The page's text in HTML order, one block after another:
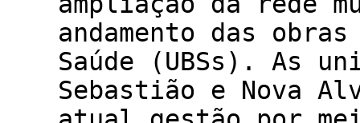
andamento das
Saúde (UBSs). As
Sebastião e Nova